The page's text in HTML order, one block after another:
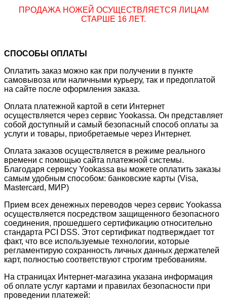
ПРОДАЖА НОЖЕЙ ОСУЩЕСТВЛЯЕТСЯ ЛИЦАМ
СТАРШЕ 16 ЛЕТ.
СПОСОБЫ ОПЛАТЫ
Оплатить заказ можно как при получении в пункте
самовывоза или наличными курьеру, так и предоплатой
на сайте после оформления заказа.
Оплата платежной картой в сети Интернет
осуществляется через сервис Yookassa. Он представляет
собой доступный и самый безопасный способ оплаты за
услуги и товары, приобретаемые через Интернет.
Оплата заказов осуществляется в режиме реального
времени с помощью сайта платежной системы.
Благодаря сервису Yookassa вы можете оплатить заказы
самым удобным способом: банковские карты (Visa,
Mastercard, МИР)
Прием всех денежных переводов через сервис Yookassa
осуществляется посредством защищенного безопасного
соединения, прошедшего сертификацию относительно
стандарта PCI DSS. Этот сертификат подтверждает тот
факт, что все используемые технологии, которые
регламентирую сохранность личных данных держателей
карт, полностью соответствуют строгим требованиям.
На страницах Интернет-магазина указана информация
об оплате услуг картами и правилах безопасности при
проведении платежей: